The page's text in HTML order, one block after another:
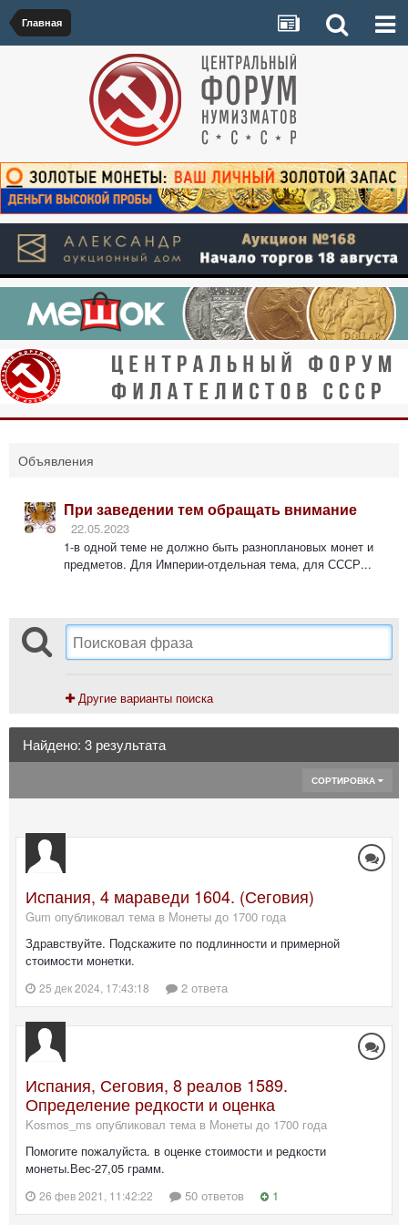
Главная
Объявления
При заведении тем обращать внимание
22.05.2023
1-в одной теме не должно быть разноплановых монет и
предметов. Для Империи-отдельная тема, для СССР...
Другие варианты поиска
Найдено: 3 результата
СОРТИРОВКА
Испания, 4 мараведи 1604. (Сеговия)
Gum опубликовал тема в Монеты до 1700 года
Здравствуйте. Подскажите по подлинности и примерной
стоимости монетки.
25 дек 2024, 17:43:18 2 ответа
Испания, Сеговия, 8 реалов 1589.
Определение редкости и оценка
Kosmos_ms опубликовал тема в Монеты до 1700 года
Помогите пожалуйста. в оценке стоимости и редкости
монеты.Вес-27,05 грамм.
26 фев 2021, 11:42:22 50 ответов 1